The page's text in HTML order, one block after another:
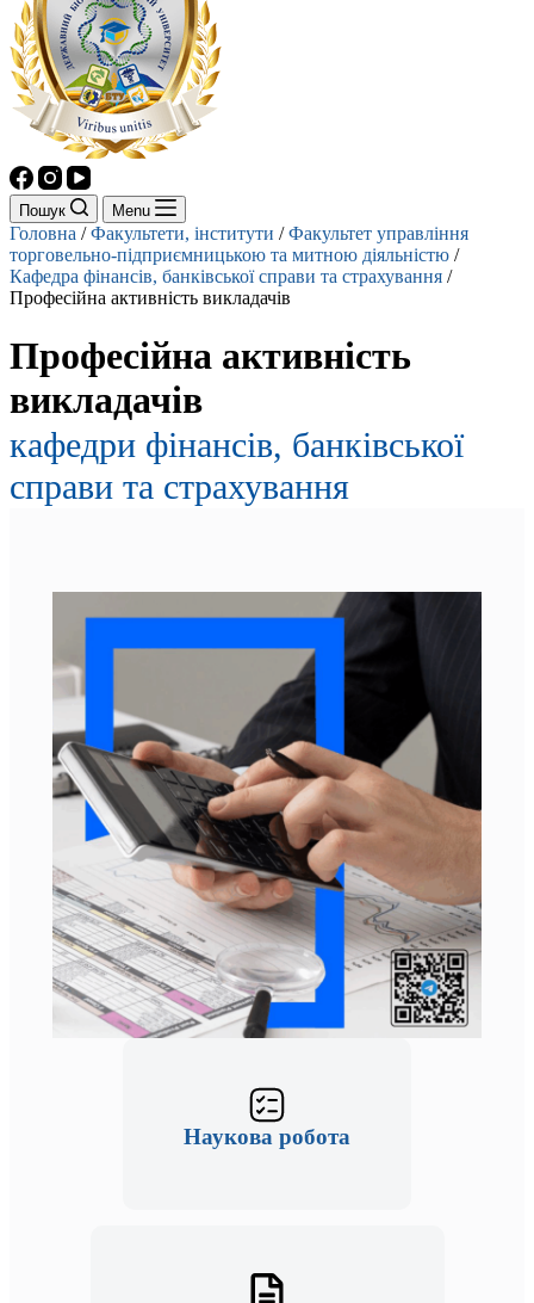
Пошук Menu
Головна /Факультети, інститути /Факультет управління
торговельно-підприємницькою та митною діяльністю /
Кафедра фінансів, банківської справи та страхування /
Професійна активність викладачів
Професійна активність
викладачів
кафедри фінансів, банківської
справи та страхування
Наукова робота